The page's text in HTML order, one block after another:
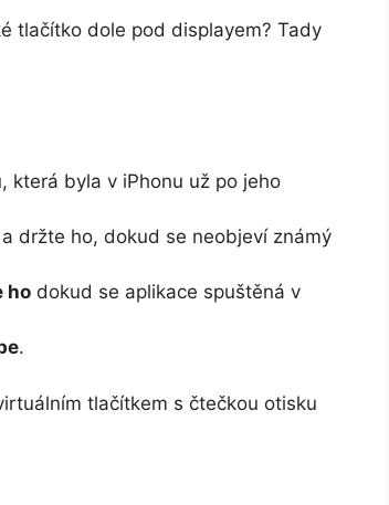
tlačítko dole pod displayem? Tady
která byla v iPhonu už po jeho
držte ho, dokud se neobjeví známý
ho dokud se aplikace spuštěná v
.
tlačítkem s čtečkou otisku